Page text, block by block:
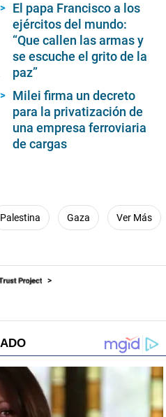
El papa Francisco a los
ejércitos del mundo:
“Que callen las armas y
se escuche el grito de la
paz”
Milei firma un decreto
para la privatización de
una empresa ferroviaria
de cargas
Palestina Gaza Ver Más